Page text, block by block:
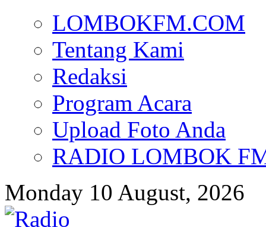
LOMBOKFM.COM
Tentang Kami
Redaksi
Program Acara
Upload Foto Anda
RADIO LOMBOK
Monday 10 August, 2026